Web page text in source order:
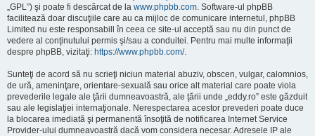
„GPL”) şi poate fi descărcat de la www.phpbb.com. Software-ul phpBB
facilitează doar discuţiile care au ca mijloc de comunicare internetul, phpBB
Limited nu este responsabill în ceea ce site-ul acceptă sau nu din punct de
vedere al conţinutului permis şi/sau a conduitei. Pentru mai multe informaţii
despre phpBB, vizitaţi: https://www.phpbb.com/.
Sunteţi de acord să nu scrieţi niciun material abuziv, obscen, vulgar, calomnios,
de ură, ameninţare, orientare-sexuală sau orice alt material care poate viola
prevederile legale ale ţării dumneavoastră, ale ţării unde „eddy.ro” este găzduit
sau ale legislaţiei internaţionale. Nerespectarea acestor prevederi poate duce
la blocarea imediată şi permanentă însoţită de notificarea Internet Service
Provider-ului dumneavoastră dacă vom considera necesar. Adresele IP ale